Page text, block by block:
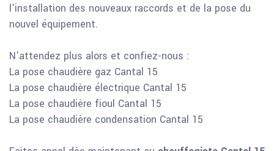
l’installation des nouveaux raccords et de la pose du
nouvel équipement.
N’attendez plus alors et confiez-nous :
La pose chaudière gaz Cantal 15
La pose chaudière électrique Cantal 15
La pose chaudière fioul Cantal 15
La pose chaudière condensation Cantal 15